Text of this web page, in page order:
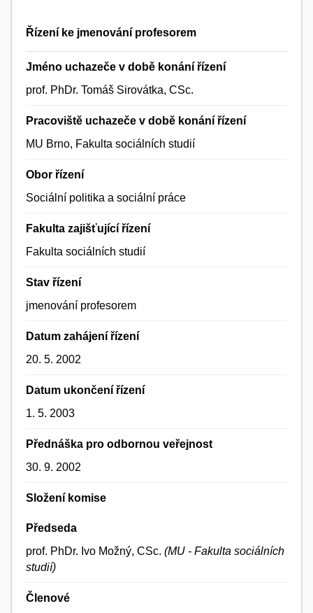
Řízení ke jmenování profesorem
Jméno uchazeče v době konání řízení
prof. PhDr. Tomáš Sirovátka, CSc.
Pracoviště uchazeče v době konání řízení
MU Brno, Fakulta sociálních studií
Obor řízení
Sociální politika a sociální práce
Fakulta zajišťující řízení
Fakulta sociálních studií
Stav řízení
jmenování profesorem
Datum zahájení řízení
20. 5. 2002
Datum ukončení řízení
1. 5. 2003
Přednáška pro odbornou veřejnost
30. 9. 2002
Složení komise
Předseda
prof. PhDr. Ivo Možný, CSc. (MU - Fakulta sociálních
studií)
Členové